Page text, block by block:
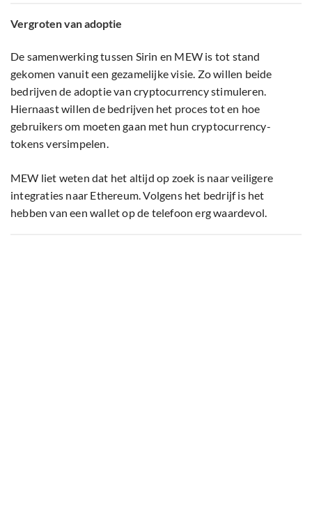
Vergroten van adoptie
De samenwerking tussen Sirin en MEW is tot stand
gekomen vanuit een gezamelijke visie. Zo willen beide
bedrijven de adoptie van cryptocurrency stimuleren.
Hiernaast willen de bedrijven het proces tot en hoe
gebruikers om moeten gaan met hun cryptocurrency-
tokens versimpelen.
MEW liet weten dat het altijd op zoek is naar veiligere
integraties naar Ethereum. Volgens het bedrijf is het
hebben van een wallet op de telefoon erg waardevol.